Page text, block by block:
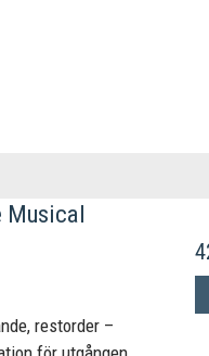
Musical
restorder –